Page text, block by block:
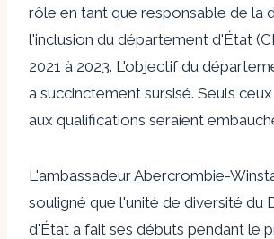
rôle en tant que responsable de la
l'inclusion du département d'État
2021 à 2023. L'objectif du
a succinctement sursisé. Seuls
aux qualifications seraient
L'ambassadeur Abercrombie-
souligné que l'unité de diversité du
d'État a fait ses débuts pendant le